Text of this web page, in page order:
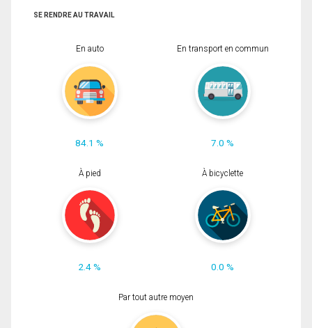
SE RENDRE AU TRAVAIL
En auto
84.1 %
En transport en commun
7.0 %
À pied
2.4 %
À bicyclette
0.0 %
Par tout autre moyen